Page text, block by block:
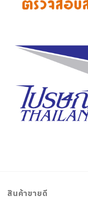
สินค้าขายดี